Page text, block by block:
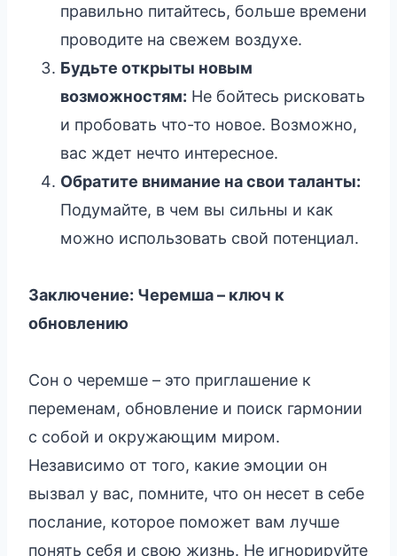
правильно питайтесь, больше времени
проводите на свежем воздухе.
Будьте открыты новым
возможностям: Не бойтесь рисковать
и пробовать что-то новое. Возможно,
вас ждет нечто интересное.
Обратите внимание на свои таланты:
Подумайте, в чем вы сильны и как
можно использовать свой потенциал.
Заключение: Черемша – ключ к
обновлению
Сон о черемше – это приглашение к
переменам, обновление и поиск гармонии
с собой и окружающим миром.
Независимо от того, какие эмоции он
вызвал у вас, помните, что он несет в себе
послание, которое поможет вам лучше
понять себя и свою жизнь. Не игнорируйте